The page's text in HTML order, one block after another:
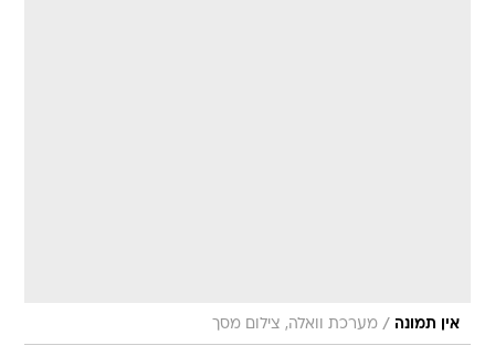
אין תמונה / מערכת וואלה, צילום מסך